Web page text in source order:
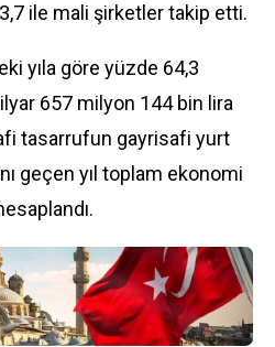
ile mali şirketler takip etti.
yıla göre yüzde 64,3
657 milyon 144 bin lira
tasarrufun gayrisafi yurt
geçen yıl toplam ekonomi